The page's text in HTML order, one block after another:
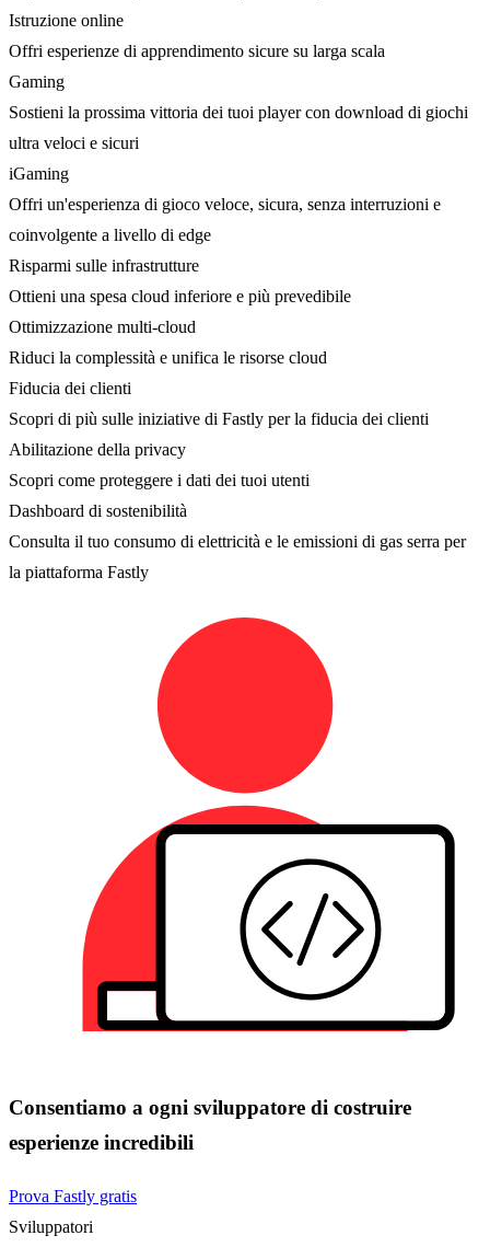
Istruzione online
Offri esperienze di apprendimento sicure su larga scala
Gaming
Sostieni la prossima vittoria dei tuoi player con download di giochi
ultra veloci e sicuri
iGaming
Offri un'esperienza di gioco veloce, sicura, senza interruzioni e
coinvolgente a livello di edge
Risparmi sulle infrastrutture
Ottieni una spesa cloud inferiore e più prevedibile
Ottimizzazione multi-cloud
Riduci la complessità e unifica le risorse cloud
Fiducia dei clienti
Scopri di più sulle iniziative di Fastly per la fiducia dei clienti
Abilitazione della privacy
Scopri come proteggere i dati dei tuoi utenti
Dashboard di sostenibilità
Consulta il tuo consumo di elettricità e le emissioni di gas serra per
la piattaforma Fastly
Consentiamo a ogni sviluppatore di costruire
esperienze incredibili
Prova Fastly gratis
Sviluppatori